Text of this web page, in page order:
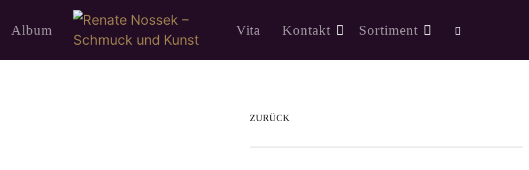
Album Vita Kontakt Sortiment
ZURÜCK